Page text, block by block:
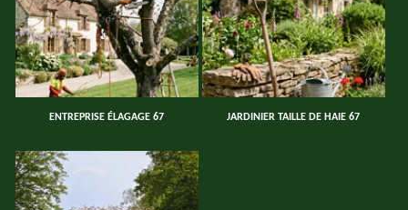
ENTREPRISE ÉLAGAGE 67 JARDINIER TAILLE DE HAIE 67